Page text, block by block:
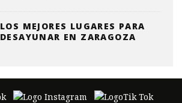
LOS MEJORES LUGARES PARA
DESAYUNAR EN ZARAGOZA